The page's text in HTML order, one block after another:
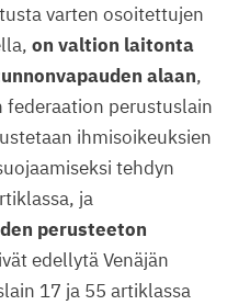
varten osoitettujen
on valtion laitonta
alaan,
federaation perustuslain
ihmisoikeuksien
tehdyn
ja
perusteeton
edellytä Venäjän
17 ja 55 artiklassa